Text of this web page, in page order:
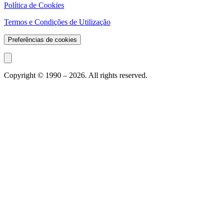
Política de Cookies
Termos e Condições de Utilização
Preferências de cookies
Copyright © 1990 – 2026. All rights reserved.